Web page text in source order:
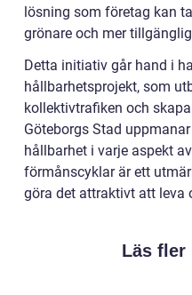
lösning som företag kan
grönare och mer
Detta initiativ går hand i
hållbarhetsprojekt, som
kollektivtrafiken och
Göteborgs Stad
hållbarhet i varje aspekt
förmånscyklar är ett
göra det attraktivt att leva
Läs fler